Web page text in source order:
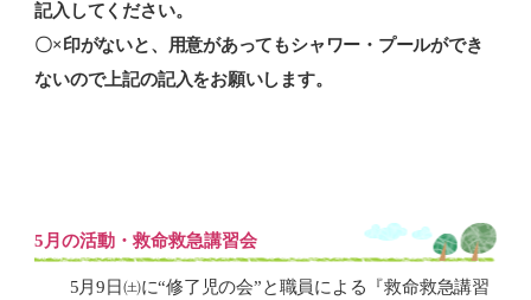
記入してください。
〇×印がないと、用意があってもシャワー・プールができ
ないので上記の記入をお願いします。
5月の活動・救命救急講習会
5月9日㈯に“修了児の会”と職員による『救命救急講習